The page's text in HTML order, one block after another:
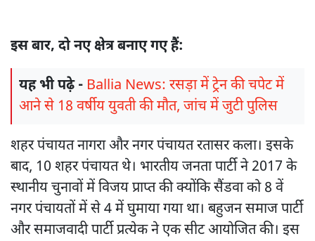
इस बार, दो नए क्षेत्र बनाए गए हैं:
यह भी पढ़े - Ballia News: रसड़ा में ट्रेन की चपेट में
आने से 18 वर्षीय युवती की मौत, जांच में जुटी पुलिस
शहर पंचायत नागरा और नगर पंचायत रतासर कला। इसके
बाद, 10 शहर पंचायत थे। भारतीय जनता पार्टी ने 2017 के
स्थानीय चुनावों में विजय प्राप्त की क्योंकि सैंडवा को 8 वें
नगर पंचायतों में से 4 में घुमाया गया था। बहुजन समाज पार्टी
और समाजवादी पार्टी प्रत्येक ने एक सीट आयोजित की। इस